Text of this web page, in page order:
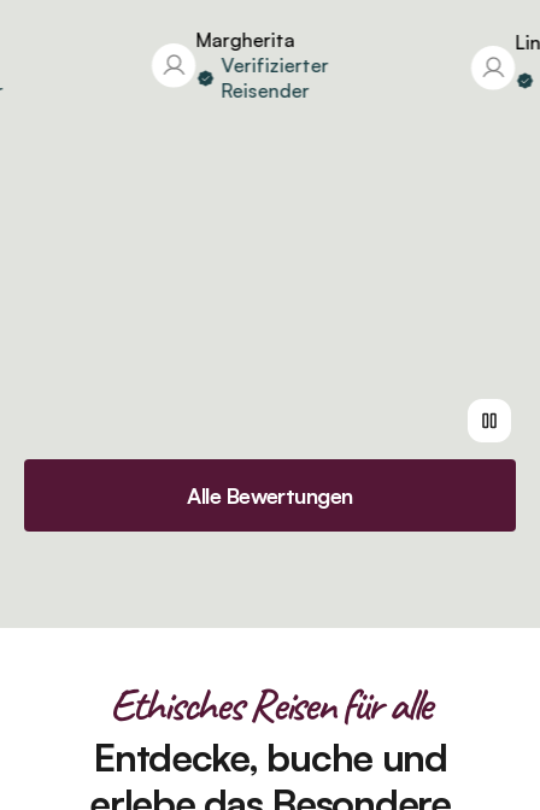
Margherita
Verifizierter
Reisender
Linda
Alle Bewertungen
Ethisches Reisen für alle
Entdecke, buche und